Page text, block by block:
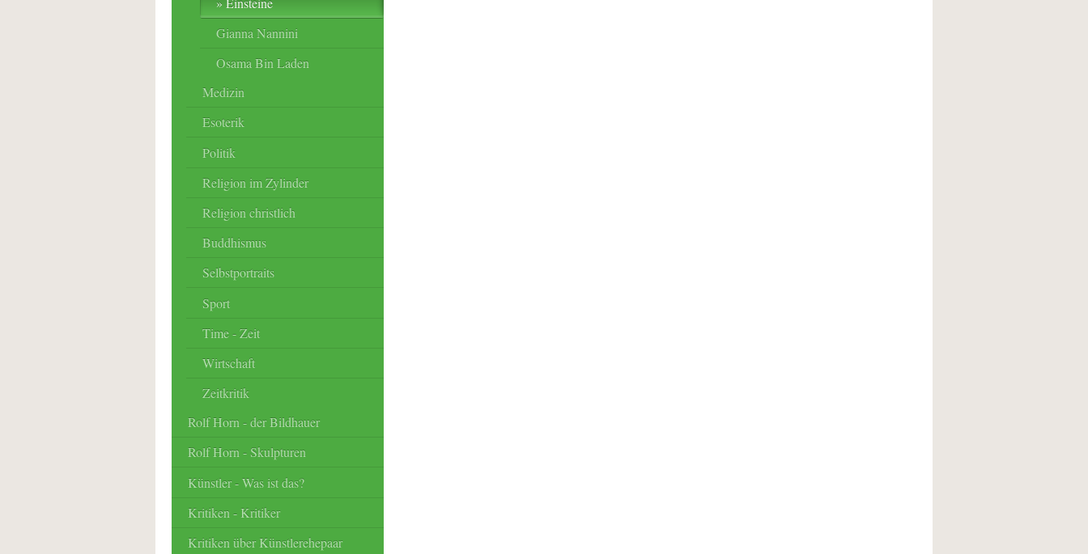
Gianna Nannini
Osama Bin Laden
Medizin
Esoterik
Politik
Religion im Zylinder
Religion christlich
Buddhismus
Selbstportraits
Sport
Time - Zeit
Wirtschaft
Zeitkritik
Rolf Horn - der Bildhauer
Rolf Horn - Skulpturen
Künstler - Was ist das?
Kritiken - Kritiker
Kritiken über Künstlerehepaar